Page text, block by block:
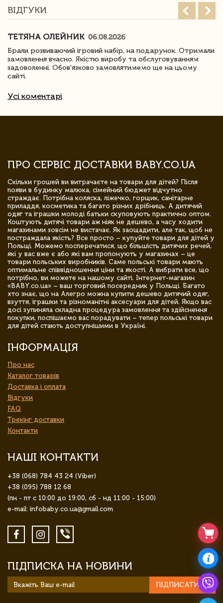
ВІДГУКИ
ТЕТЯНА ОЛЕЙНИК 06.08.2026
Брали розвиваючий ігровий набір, на подарунок. Отримали
замовлення вчасно. Якістю виробу та обслуговуванням
задоволенні. Обов'язково замовлятимемо ще на цьому
сайті.
Усі коментарі
ПРО СЕРВІС ДОСТАВКИ BABY.CO.UA
Скільки грошей ви витрачаєте на товари для дітей? Після
появи в будинку малюка, сімейний бюджет відчутно
страждає. Потрібна коляска, ліжечко, горщик, санітарне
приладдя, косметика та багато різних дрібниць. А дитячий
одяг та іграшки молоді батьки скуповують практично оптом.
Коштують дитячі товари аж ніяк не дешево, а часу ходити
магазинами зовсім не вистачає. Як заощадити, але так, щоб не
постраждала якість? Все просто – купуйте товари для дітей у
Польщі. Можемо посперечатися, що більшість дитячих речей,
які у вас вже є або які вам пропонують у магазинах – це
товари польських виробників. Саме польські товари мають
оптимальне співвідношення ціни та якості. А вибрати все, що
потрібно, ви можете на нашому сайті. Інтернет-магазин
«BABY.co.ua» – ваш торговий посередник у Польщі. Багато
хто знає, що на Алегро можна купити дешево дитячий одяг,
взуття, іграшки та різноманітні аксесуари для дітей. Якщо вас
досі зупиняла складна процедура замовлення та здійснення
покупки, поспішаємо вас порадувати – тепер польські товари
для дітей стають доступнішими в Україні.
ІНФОРМАЦІЯ
Про нас
Каталог товарів
Доставка і оплата
Відгуки
FAQ
Трекінг доставки
Контакти
НАШІ КОНТАКТИ
+38 (068) 784 43 24 (Viber)
+38 (095) 788 12 68
(пн - пт с 10:00 до 19:00, сб - нд 11:00 - 15:00)
e-mail: infobaby.co.ua@gmail.com
ПІДПИСКА НА НОВИНИ
ПІДПИСАТИСЯ